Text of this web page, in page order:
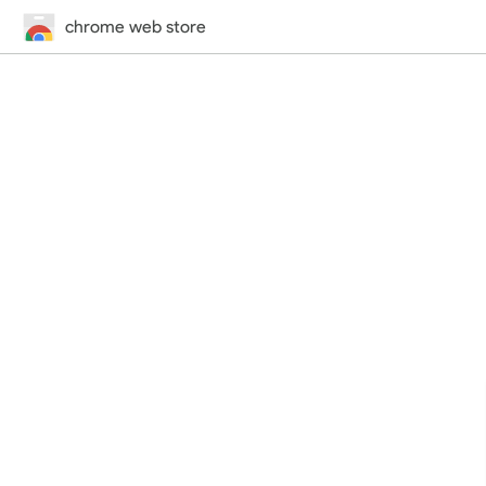
chrome web store